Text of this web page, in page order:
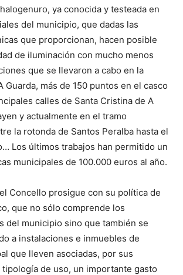
ya conocida y testeada en
del municipio, que dadas las
que proporcionan, hacen posible
de iluminación con mucho menos
que se llevaron a cabo en la
Guarda, más de 150 puntos en el casco
calles de Santa Cristina de A
y actualmente en el tramo
la rotonda de Santos Peralba hasta el
Los últimos trabajos han permitido un
municipales de 100.000 euros al año.
Concello prosigue con su política de
que no sólo comprende los
del municipio sino que también se
a instalaciones e inmuebles de
que lleven asociadas, por sus
de uso, un importante gasto